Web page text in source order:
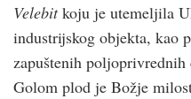
Velebitkoju je utemeljila
industrijskog objekta, kao
zapuštenih poljoprivrednih
Golom plod je Božje